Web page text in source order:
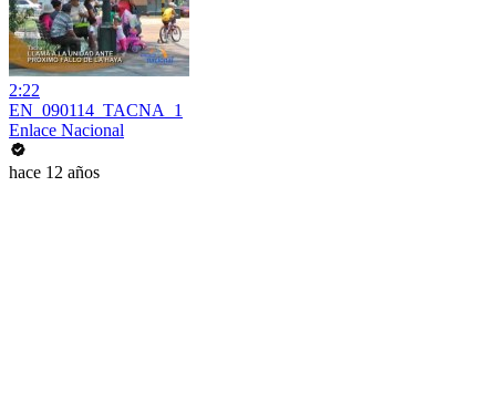
2:22
EN_090114_TACNA_1
Enlace Nacional
hace 12 años